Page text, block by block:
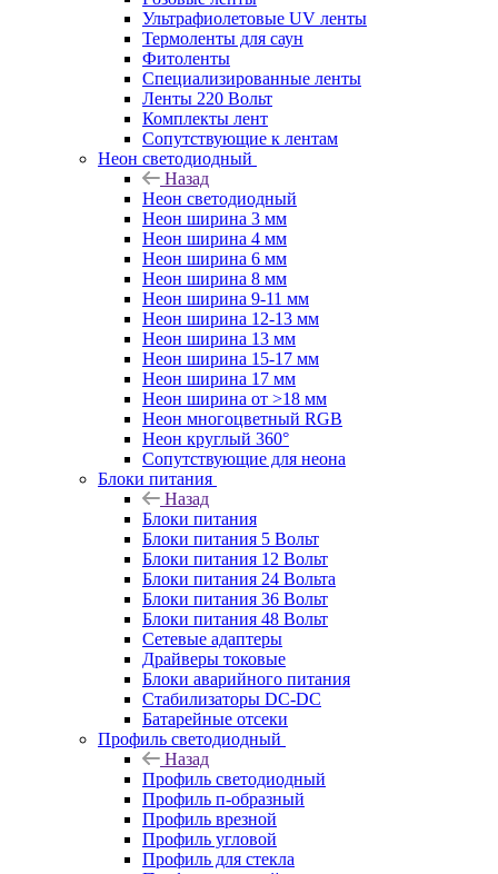
Ультрафиолетовые UV ленты
Термоленты для саун
Фитоленты
Специализированные ленты
Ленты 220 Вольт
Комплекты лент
Сопутствующие к лентам
Неон светодиодный
Назад
Неон светодиодный
Неон ширина 3 мм
Неон ширина 4 мм
Неон ширина 6 мм
Неон ширина 8 мм
Неон ширина 9-11 мм
Неон ширина 12-13 мм
Неон ширина 13 мм
Неон ширина 15-17 мм
Неон ширина 17 мм
Неон ширина от >18 мм
Неон многоцветный RGB
Неон круглый 360°
Сопутствующие для неона
Блоки питания
Назад
Блоки питания
Блоки питания 5 Вольт
Блоки питания 12 Вольт
Блоки питания 24 Вольта
Блоки питания 36 Вольт
Блоки питания 48 Вольт
Сетевые адаптеры
Драйверы токовые
Блоки аварийного питания
Стабилизаторы DC-DC
Батарейные отсеки
Профиль светодиодный
Назад
Профиль светодиодный
Профиль п-образный
Профиль врезной
Профиль угловой
Профиль для стекла